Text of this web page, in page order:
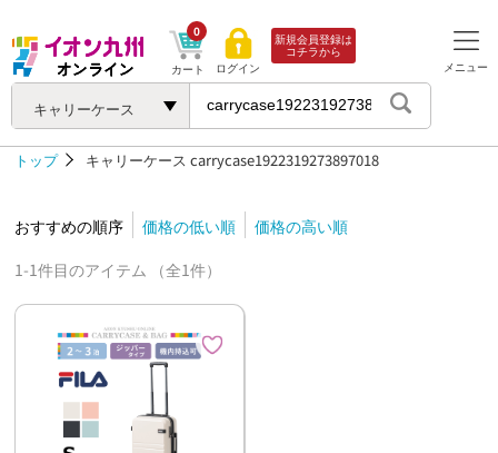
キャリーケース
カート
0
ログイン
新規会員登録は
コチラから
メニュー
トップ キャリーケース carrycase1922319273897018
おすすめの順序 価格の低い順
価格の高い順
1-1件目のアイテム （全1件）